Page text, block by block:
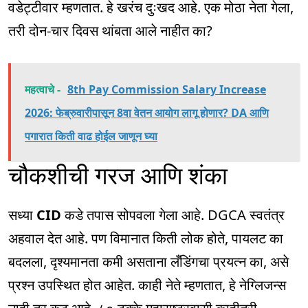
वडेट्टीवार म्हणतात. हे खरंच दुःखद आहे. एक मोठा नेता गेला,
तरी दोन-चार दिवस थांबता आले नाहीत का?
महत्वाचे - 8th Pay Commission Salary Increase
2026: फेब्रुवारीपासून 8वा वेतन आयोग लागू होणार? DA आणि
पगारात किती वाढ होईल जाणून घ्या
चौकशीची गरज आणि शंका
सध्या CIDकडे तपास सोपवला गेला आहे. DGCA स्वतंत्र
अहवाल देत आहे. पण विमानात किती लोक होते, पायलट का
बदलला, दृश्यमानता कमी असताना लँडिंगचा प्रयत्न का, असे
प्रश्न उपस्थित होत आहेत. काही नेते म्हणतात, हे नेग्लिजन्स